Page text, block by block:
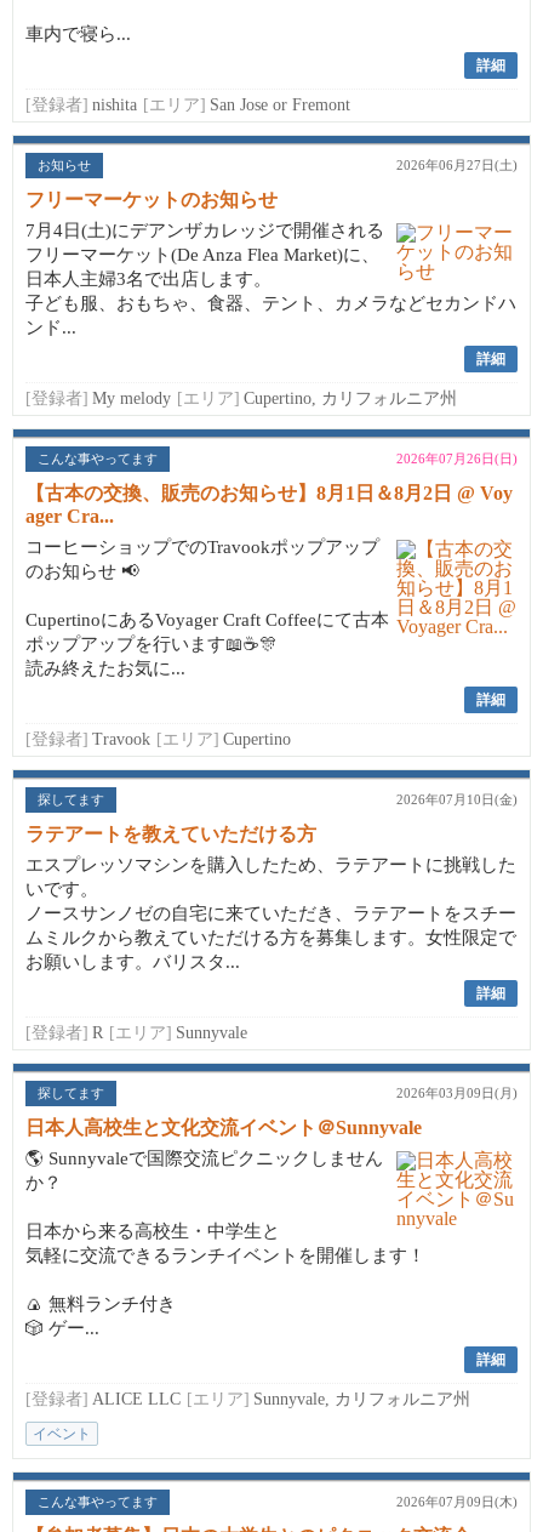
車内で寝ら...
詳細
[登録者] nishita [エリア] San Jose or Fremont
お知らせ 2026年06月27日(土)
フリーマーケットのお知らせ
7月4日(土)にデアンザカレッジで開催される
フリーマーケット(De Anza Flea Market)に、
日本人主婦3名で出店します。
子ども服、おもちゃ、食器、テント、カメラなどセカンドハ
ンド...
詳細
[登録者] My melody [エリア] Cupertino, カリフォルニア州
こんな事やってます 2026年07月26日(日)
【古本の交換、販売のお知らせ】8月1日＆8月2日 @ Voy
ager Cra...
コーヒーショップでのTravookポップアップ
のお知らせ 📢
CupertinoにあるVoyager Craft Coffeeにて古本
ポップアップを行います📖☕🎊
読み終えたお気に...
詳細
[登録者] Travook [エリア] Cupertino
探してます 2026年07月10日(金)
ラテアートを教えていただける方
エスプレッソマシンを購入したため、ラテアートに挑戦した
いです。
ノースサンノゼの自宅に来ていただき、ラテアートをスチー
ムミルクから教えていただける方を募集します。女性限定で
お願いします。バリスタ...
詳細
[登録者] R [エリア] Sunnyvale
探してます 2026年03月09日(月)
日本人高校生と文化交流イベント＠Sunnyvale
🌎 Sunnyvaleで国際交流ピクニックしません
か？
日本から来る高校生・中学生と
気軽に交流できるランチイベントを開催します！
🍙 無料ランチ付き
🎲 ゲー...
詳細
[登録者] ALICE LLC [エリア] Sunnyvale, カリフォルニア州
イベント
こんな事やってます 2026年07月09日(木)